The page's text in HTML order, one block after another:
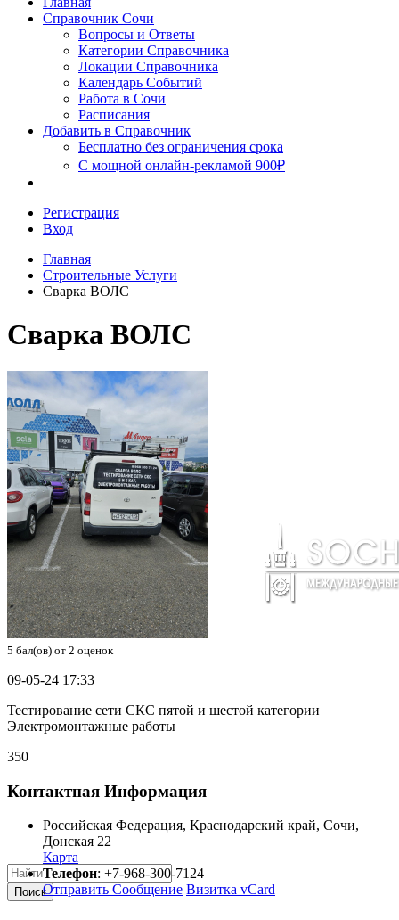
Сочи
Поиск
Справочник Сочи
Вопросы и Ответы
Категории Справочника
Локации Справочника
Календарь Событий
Работа в Сочи
Расписания
Добавить в Справочник
Бесплатно без ограничения срока
С мощной онлайн-рекламой 900₽
Регистрация
Вход
Главная
Строительные Услуги
Сварка ВОЛС
Сварка ВОЛС
5 бал(ов) от 2 оценок
09-05-24 17:33
Тестирование сети CКС пятой и шестой категории
Электромонтажные работы
350
Контактная Информация
Российская Федерация, Краснодарский край, Сочи,
Донская 22
Карта
Телефон: +7-968-300-7124
Отправить Сообщение Визитка vCard